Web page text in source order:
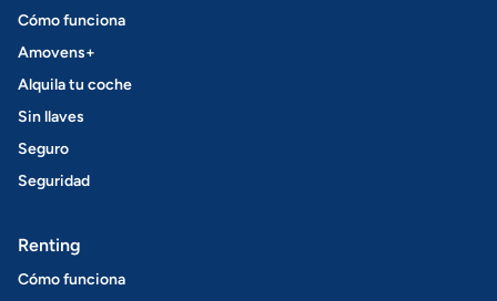
Cómo funciona
Amovens+
Alquila tu coche
Sin llaves
Seguro
Seguridad
Renting
Cómo funciona